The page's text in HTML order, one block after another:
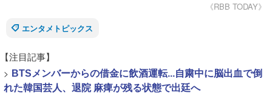
《RBB TODAY》
エンタメトピックス
【注目記事】
> BTSメンバーからの借金に飲酒運転...自粛中に脳出血で倒
れた韓国芸人、退院 麻痺が残る状態で出廷へ